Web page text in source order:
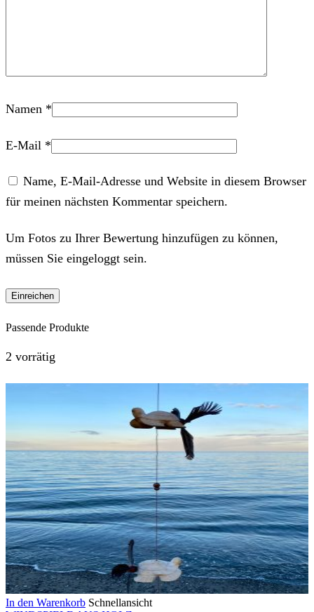
Namen *
E-Mail *
Name, E-Mail-Adresse und Website in diesem Browser
für meinen nächsten Kommentar speichern.
Um Fotos zu Ihrer Bewertung hinzufügen zu können,
müssen Sie eingeloggt sein.
Passende Produkte
2 vorrätig
In den Warenkorb Schnellansicht